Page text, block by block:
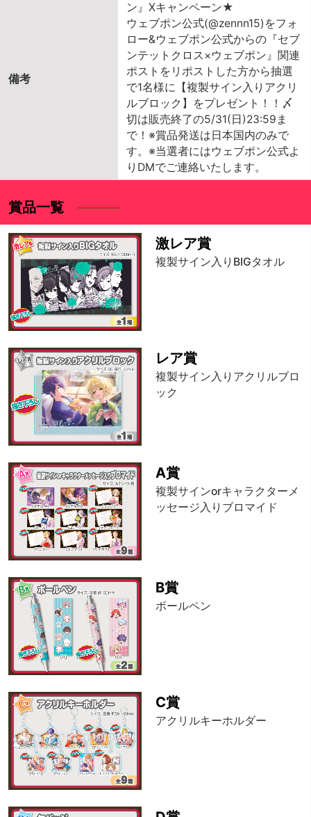
備考
ン』Xキャンペーン★
ウェブポン公式(@zennn15)をフォ
ロー&ウェブポン公式からの『セブ
ンテットクロス×ウェブポン』関連
ポストをリポストした方から抽選
で1名様に【複製サイン入りアクリ
ルブロック】をプレゼント！！〆
切は販売終了の5/31(日)23:59ま
で！※賞品発送は日本国内のみで
す。※当選者にはウェブポン公式よ
りDMでご連絡いたします。
賞品一覧
激レア賞
複製サイン入りBIGタオル
レア賞
複製サイン入りアクリルブロ
ック
A賞
複製サインorキャラクターメ
ッセージ入りブロマイド
B賞
ボールペン
C賞
アクリルキーホルダー